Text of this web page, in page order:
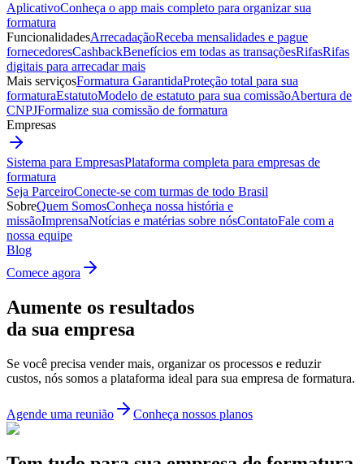
AplicativoConheça o app mais completo para organizar sua
formatura
FuncionalidadesArrecadaçãoReceba mensalidades e pague
fornecedoresCashbackBenefícios em todas as transaçõesRifasRifas
digitais para arrecadar mais
Mais serviçosFormatura GarantidaProteção total para sua
formaturaEstatutoModelo de estatuto para sua comissãoAbertura de
CNPJFormalize sua comissão de formatura
Empresas
Sistema para EmpresasPlataforma completa para empresas de
formatura
Seja ParceiroConecte-se com turmas de todo Brasil
SobreQuem SomosConheça nossa história e
missãoImprensaNotícias e matérias sobre nósContatoFale com a
nossa equipe
Blog
Comece agora
Aumente os resultados
da sua empresa
Se você precisa vender mais, organizar os processos e reduzir
custos, nós somos a plataforma ideal para sua empresa de formatura.
Agende uma reunião Conheça nossos planos